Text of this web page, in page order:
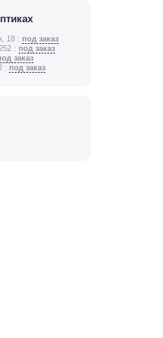
18 : под заказ
: под заказ
заказ
: под заказ